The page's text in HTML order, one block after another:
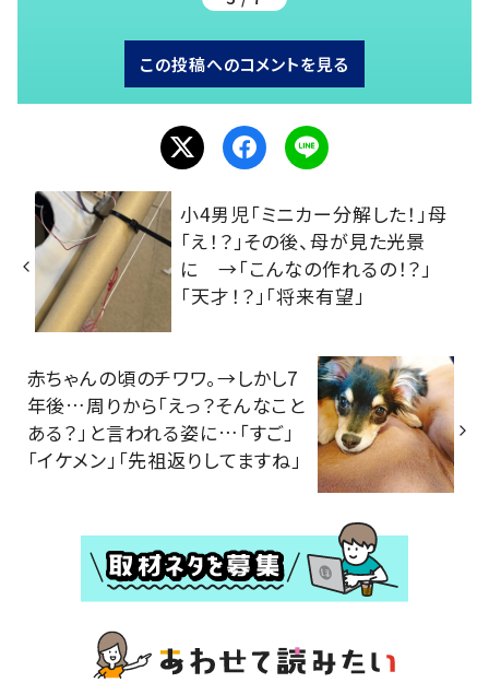
この投稿へのコメントを見る
小4男児「ミニカー分解した！」母
「え！？」その後、母が見た光景
に →「こんなの作れるの！？」
「天才！？」「将来有望」
赤ちゃんの頃のチワワ。→しかし7
年後…周りから「えっ？そんなこと
ある？」と言われる姿に…「すご」
「イケメン」「先祖返りしてますね」